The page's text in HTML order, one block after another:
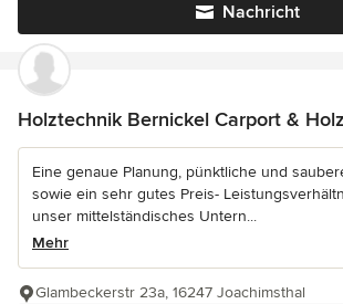
Nachricht
Holztechnik Bernickel Carport &
Eine genaue Planung, pünktliche und
sowie ein sehr gutes Preis-
unser mittelständisches Untern...
Mehr
Glambeckerstr 23a, 16247 Joachimsthal